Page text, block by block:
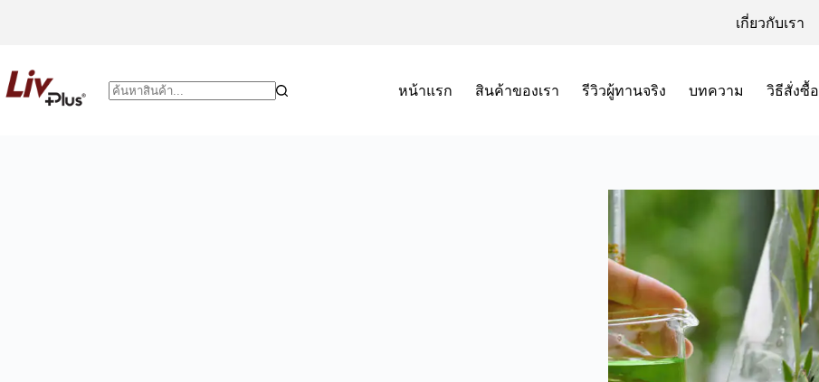
เกี่ยวกับเรา
หน้าแรก สินค้าของเรา รีวิวผู้ทานจริง บทความ วิธีสั่งซื้อ